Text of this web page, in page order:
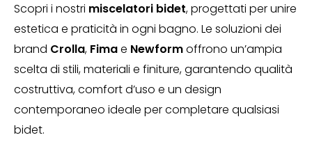
Scopri i nostri miscelatori bidet, progettati per unire
estetica e praticità in ogni bagno. Le soluzioni dei
brand Crolla, Fimae Newformoffrono un’ampia
scelta di stili, materiali e finiture, garantendo qualità
costruttiva, comfort d’uso e un design
contemporaneo ideale per completare qualsiasi
bidet.